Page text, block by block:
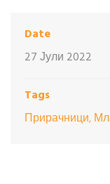
Date
27 Јули 2022
Tags
Прирачници,